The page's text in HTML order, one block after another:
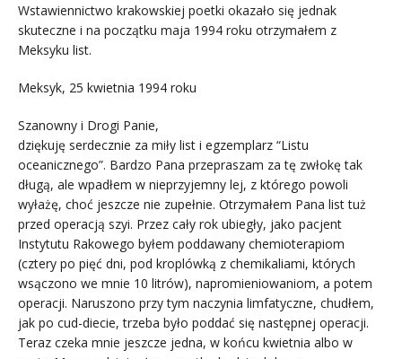
Wstawiennictwo krakowskiej poetki okazało się jednak
skuteczne i na początku maja 1994 roku otrzymałem z
Meksyku list.
Meksyk, 25 kwietnia 1994 roku
Szanowny i Drogi Panie,
dziękuję serdecznie za miły list i egzemplarz “Listu
oceanicznego”. Bardzo Pana przepraszam za tę zwłokę tak
długą, ale wpadłem w nieprzyjemny lej, z którego powoli
wyłażę, choć jeszcze nie zupełnie. Otrzymałem Pana list tuż
przed operacją szyi. Przez cały rok ubiegły, jako pacjent
Instytutu Rakowego byłem poddawany chemioterapiom
(cztery po pięć dni, pod kroplówką z chemikaliami, których
wsączono we mnie 10 litrów), napromieniowaniom, a potem
operacji. Naruszono przy tym naczynia limfatyczne, chudłem,
jak po cud-diecie, trzeba było poddać się następnej operacji.
Teraz czeka mnie jeszcze jedna, w końcu kwietnia albo w